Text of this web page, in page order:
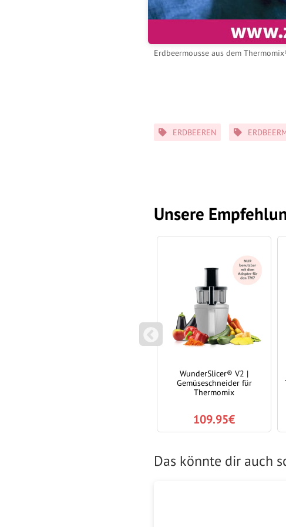
Erdbeermousse aus dem
Schlagwörter
ERDBEEREN
Unsere
P
REVIOUS
WunderSlicer® V2 |
Gemüseschneider für
Thermomix
109.95€
Das könnte dir auch